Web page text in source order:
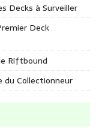
Decks à Surveiller
Deck
Riftbound
du Collectionneur